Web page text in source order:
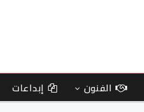
الفنون إبداعات